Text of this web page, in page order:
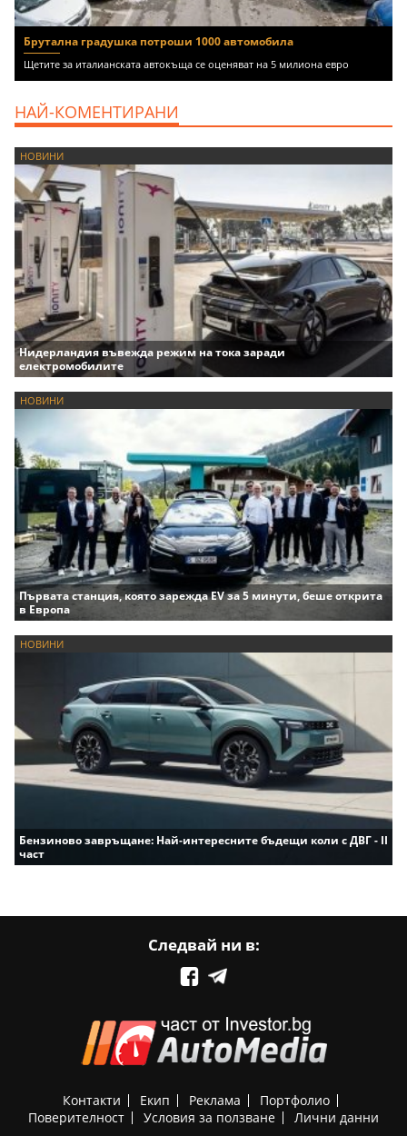
Брутална градушка потроши 1000 автомобила
Щетите за италианската автокъща се оценяват на 5 милиона евро
НАЙ-КОМЕНТИРАНИ
НОВИНИ
Нидерландия въвежда режим на тока заради
електромобилите
НОВИНИ
Първата станция, която зарежда EV за 5 минути, беше открита
в Европа
НОВИНИ
Бензиново завръщане: Най-интересните бъдещи коли с ДВГ - II
част
Следвай ни в:
Контакти Екип Реклама
Портфолио
Поверителност
Условия за ползване Лични данни